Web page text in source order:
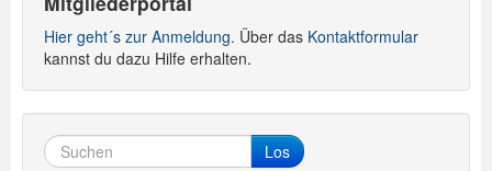
Hier geht´s zur Anmeldung. Über das Kontaktformular
kannst du dazu Hilfe erhalten.
Los